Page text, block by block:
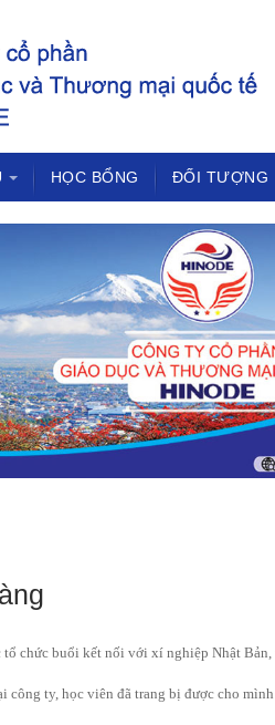
HỌC BỔNG ĐỐI TƯỢNG
chức buổi kết nối với xí nghiệp Nhật
công ty, học viên đã trang bị được cho